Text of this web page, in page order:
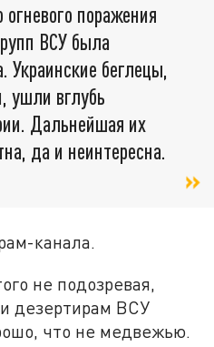
поражения
ВСУ была
Украинские беглецы,
ушли вглубь
Дальнейшая их
да и неинтересна.
канала.
не подозревая,
дезертирам ВСУ
что не медвежью.